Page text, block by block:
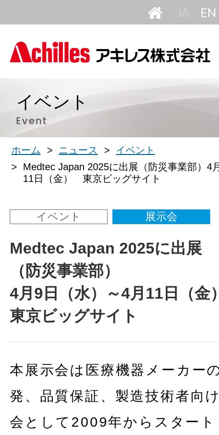
本
語
イベント
Event
ホーム ニュース
イベント
Medtec Japan 2025に出展（防災事業部）4
11日（金） 東京ビッグサイト
Medtec Japan 2025に出展
（防災事業部）
4月9日（水）～4月11日（
東京ビッグサイト
イベント 展示会
本展示会は医療機器メーカー
発、品質保証、製造技術者向
会として2009年からスター